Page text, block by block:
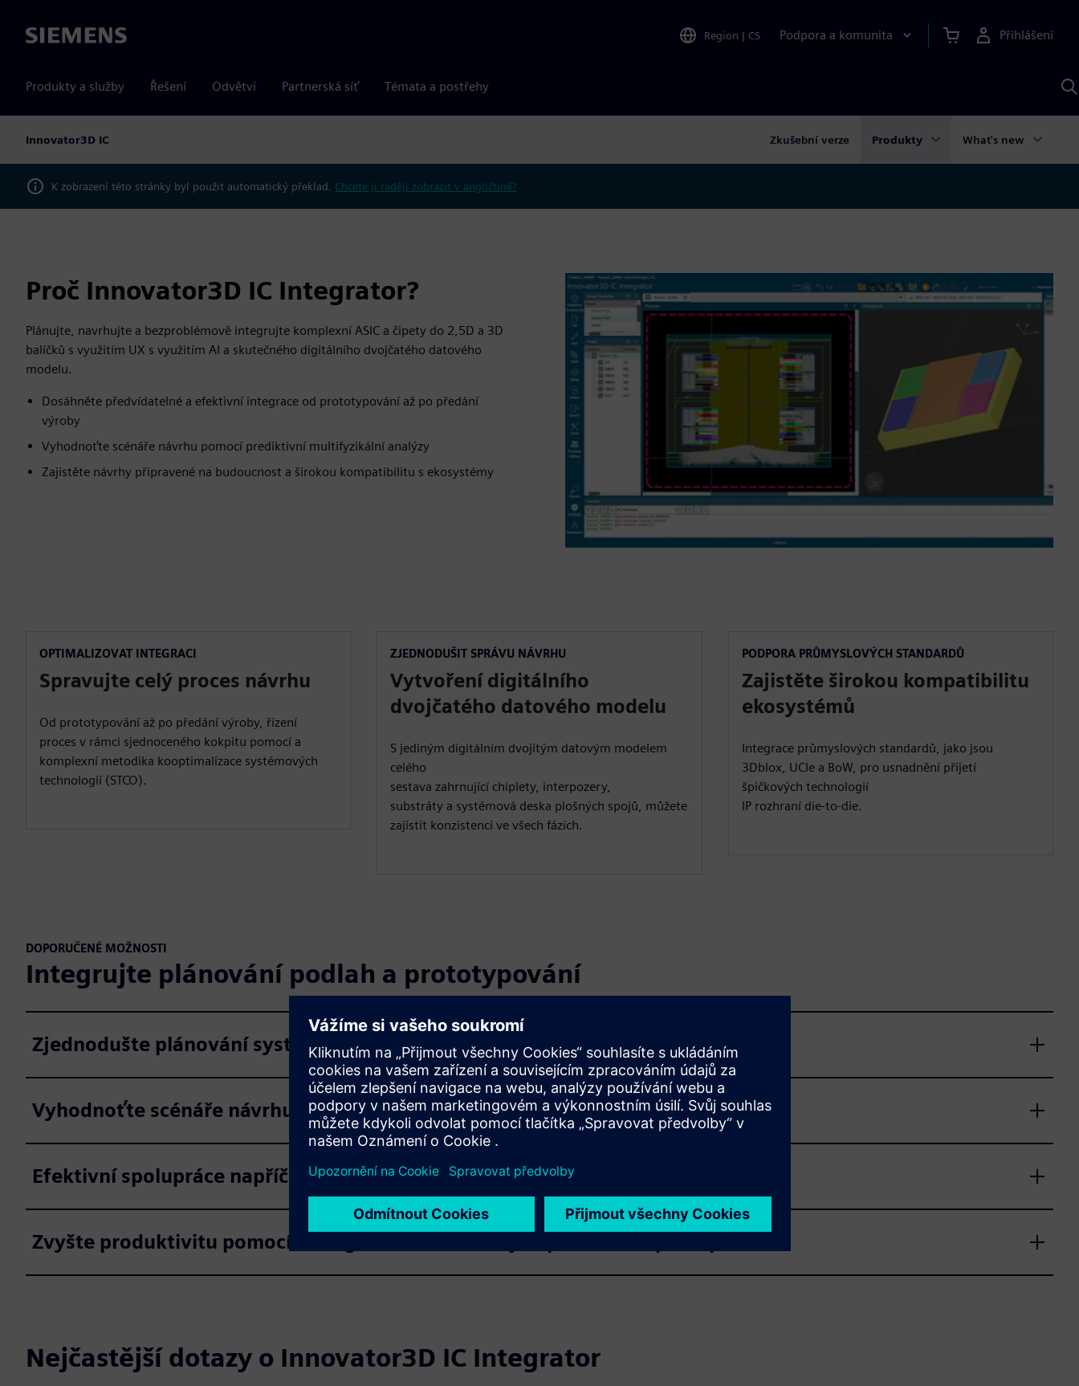
Siemens Region | CS Podpora a komunita Přihlášení
Produkty a služby Řešení Odvětví Partnerská síť Témata a postřehy
Innovator3D IC Zkušební verze Produkty What's new
K zobrazení této stránky byl použit automatický překlad. Chcete ji raději zobrazit v angličtině?
Proč Innovator3D IC Integrator?
Plánujte, navrhujte a bezproblémově integrujte komplexní ASIC a čipety do 2,5D a 3D
balíčků s využitím UX s využitím AI a skutečného digitálního dvojčatého datového
modelu.
Dosáhněte předvídatelné a efektivní integrace od prototypování až po předání
výroby
Vyhodnoťte scénáře návrhu pomocí prediktivní multifyzikální analýzy
Zajistěte návrhy připravené na budoucnost a širokou kompatibilitu s ekosystémy
OPTIMALIZOVAT INTEGRACI
Spravujte celý proces návrhu
Od prototypování až po předání výroby, řízení
proces v rámci sjednoceného kokpitu pomocí a
komplexní metodika kooptimalizace systémových
technologií (STCO).
ZJEDNODUŠIT SPRÁVU NÁVRHU
Vytvoření digitálního
dvojčatého datového modelu
S jediným digitálním dvojitým datovým modelem
celého
sestava zahrnující chiplety, interpozery,
substráty a systémová deska plošných spojů, můžete
zajistit konzistenci ve všech fázích.
PODPORA PRŮMYSLOVÝCH STANDARDŮ
Zajistěte širokou kompatibilitu
ekosystémů
Integrace průmyslových standardů, jako jsou
3Dblox, UCIe a BoW, pro usnadnění přijetí
špičkových technologií
IP rozhraní die-to-die.
DOPORUČENÉ MOŽNOSTI
Integrujte plánování podlah a prototypování
Zjednodušte plánování systému
Vyhodnoťte scénáře návrhu
Efektivní spolupráce napříč designovým ekosystémem
Zvyšte produktivitu pomocí inteligentních návrhových pracovních postupů
Nejčastější dotazy o Innovator3D IC Integrator